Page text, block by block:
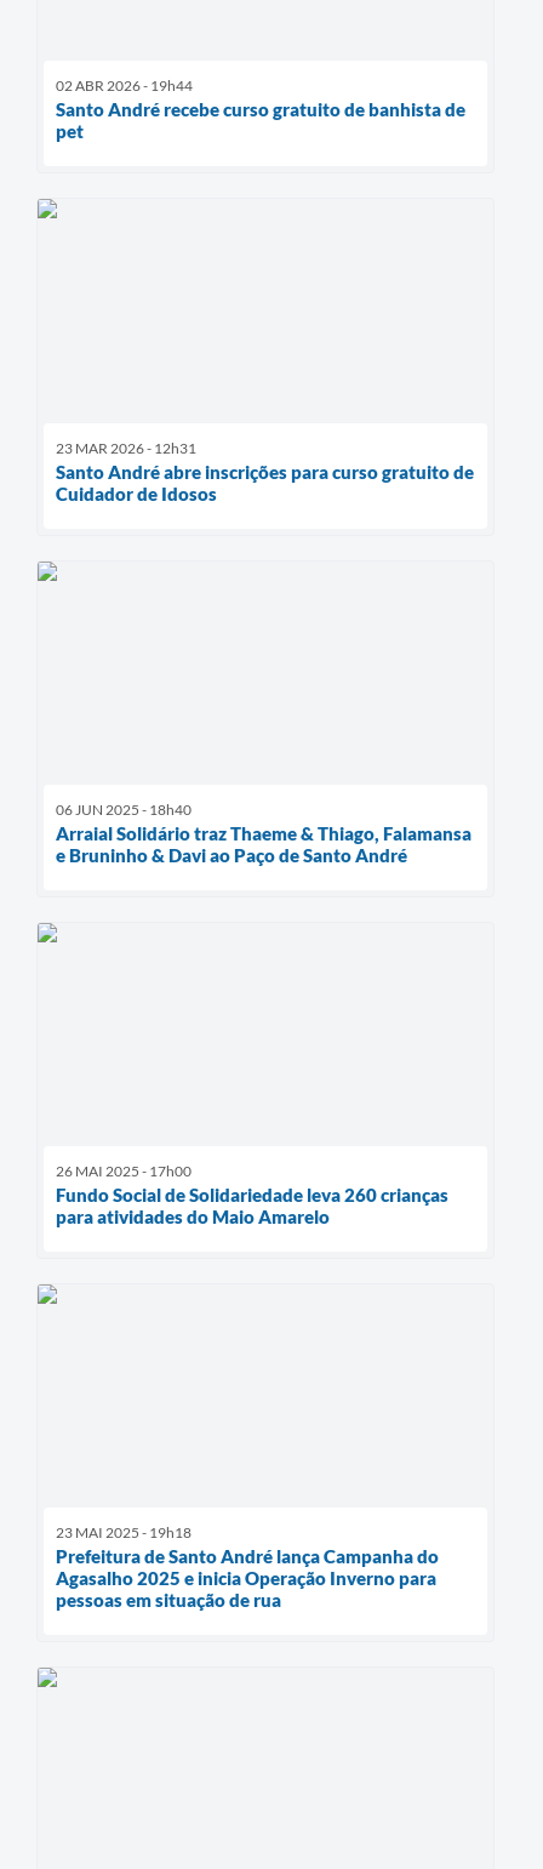
02 ABR 2026 - 19h44
Santo André recebe curso gratuito de banhista de
pet
23 MAR 2026 - 12h31
Santo André abre inscrições para curso gratuito de
Cuidador de Idosos
06 JUN 2025 - 18h40
Arraial Solidário traz Thaeme & Thiago, Falamansa
e Bruninho & Davi ao Paço de Santo André
26 MAI 2025 - 17h00
Fundo Social de Solidariedade leva 260 crianças
para atividades do Maio Amarelo
23 MAI 2025 - 19h18
Prefeitura de Santo André lança Campanha do
Agasalho 2025 e inicia Operação Inverno para
pessoas em situação de rua